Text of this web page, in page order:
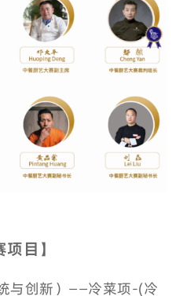
项目】
与创新）——冷菜项-(冷